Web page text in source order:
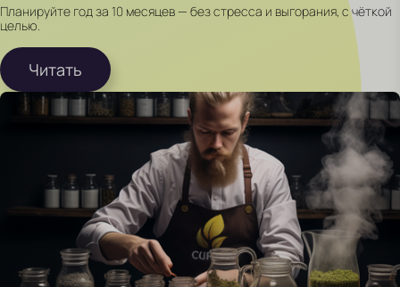
Планируйте год за 10 месяцев — без стресса и выгорания, с чёткой
целью.
Читать